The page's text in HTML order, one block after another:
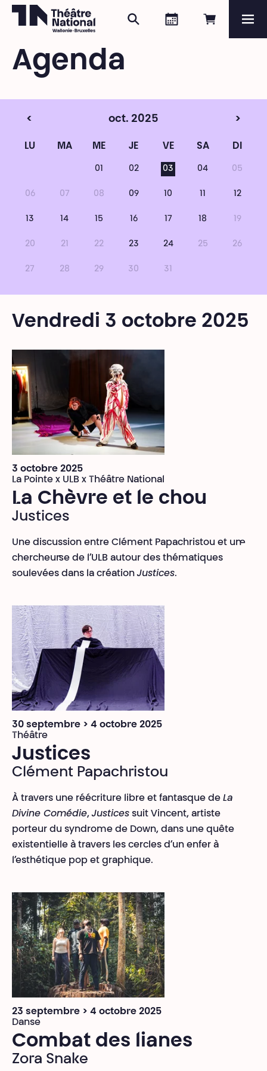
Réserver
Agenda
Rechercher
Agenda
< oct. 2025 >
LU MA ME JE VE SA DI
01 02 03 04 05
06 07 08 09 10 11 12
13 14 15 16 17 18 19
20 21 22 23 24 25 26
27 28 29 30 31
Vendredi 3 octobre 2025
3 octobre 2025
La Pointe x ULB x Théâtre National
La Chèvre et le chou
Justices
Une discussion entre Clément Papachristou et un·e
chercheur·se de l’ULB autour des thématiques
soulevées dans la créationJustices.
30 septembre > 4 octobre 2025
Théâtre
Justices
Clément Papachristou
À travers une réécriture libre et fantasque de La
Divine Comédie,Justices suit Vincent, artiste
porteur du syndrome de Down, dans une quête
existentielle à travers les cercles d’un enfer à
l’esthétique pop et graphique.
23 septembre > 4 octobre 2025
Danse
Combat des lianes
Zora Snake